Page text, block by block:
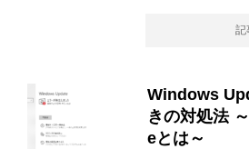
記
Windows
きの対処法
eとは～